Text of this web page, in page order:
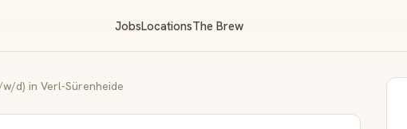
JobsLocationsThe Brew
w/d) in Verl-Sürenheide